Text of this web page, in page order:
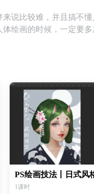
说比较难，并且搞不
绘画的时候，一定要多
1课时